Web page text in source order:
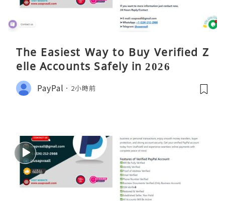
The Easiest Way to Buy Verified Z
elle Accounts Safely in 2026
PayPal 2小時前